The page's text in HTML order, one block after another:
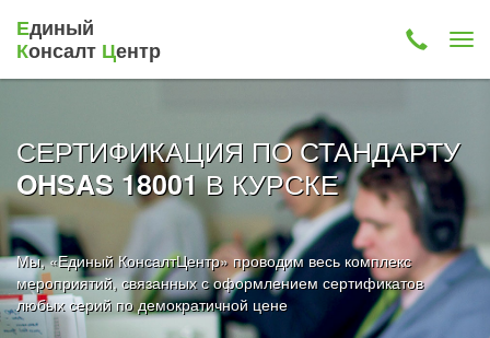
Единый
Консалт Центр
СЕРТИФИКАЦИЯ ПО СТАНДАРТУ
OHSAS 18001В КУРСКЕ
Мы, «Единый КонсалтЦентр» проводим весь комплекс
мероприятий, связанных с оформлением сертификатов
любых серий по демократичной цене